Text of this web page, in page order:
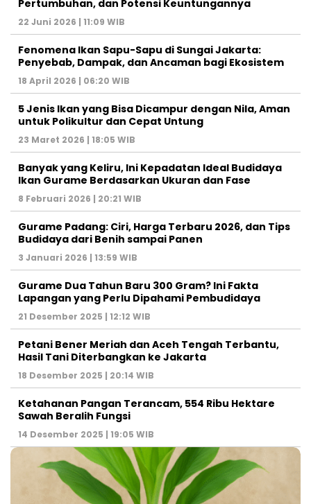
Pertumbuhan, dan Potensi Keuntungannya
22 Juni 2026 | 11:09 WIB
Fenomena Ikan Sapu-Sapu di Sungai Jakarta:
Penyebab, Dampak, dan Ancaman bagi Ekosistem
18 April 2026 | 06:20 WIB
5 Jenis Ikan yang Bisa Dicampur dengan Nila, Aman
untuk Polikultur dan Cepat Untung
23 Maret 2026 | 18:05 WIB
Banyak yang Keliru, Ini Kepadatan Ideal Budidaya
Ikan Gurame Berdasarkan Ukuran dan Fase
8 Februari 2026 | 20:21 WIB
Gurame Padang: Ciri, Harga Terbaru 2026, dan Tips
Budidaya dari Benih sampai Panen
3 Januari 2026 | 13:59 WIB
Gurame Dua Tahun Baru 300 Gram? Ini Fakta
Lapangan yang Perlu Dipahami Pembudidaya
21 Desember 2025 | 12:12 WIB
Petani Bener Meriah dan Aceh Tengah Terbantu,
Hasil Tani Diterbangkan ke Jakarta
18 Desember 2025 | 20:14 WIB
Ketahanan Pangan Terancam, 554 Ribu Hektare
Sawah Beralih Fungsi
14 Desember 2025 | 19:05 WIB